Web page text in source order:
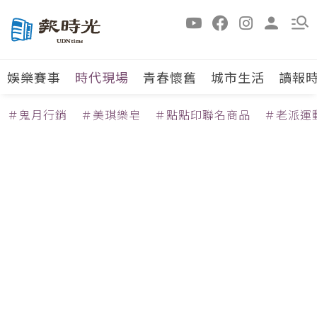
娛樂賽事 時代現場 青春懷舊 城市生活 讀報
＃鬼月行銷 ＃美琪樂皂 ＃點點印聯名商品 ＃老派運